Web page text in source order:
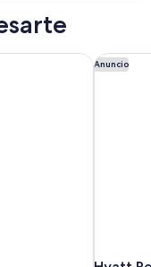
Anuncio
Hyatt